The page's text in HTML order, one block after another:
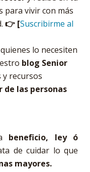
para vivir con más
👉 [Suscribirme al
lo necesiten
blog Senior
y recursos
de las personas
beneficio, ley ó
de cuidar lo que
mayores.